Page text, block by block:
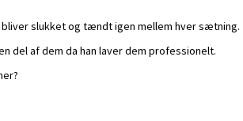
slukket og tændt igen mellem hver sætning.
del af dem da han laver dem professionelt.